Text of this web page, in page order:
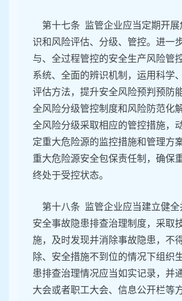
第十七条 监管企业应当定期开展
识和风险评估、分级、管控。进一
与、全过程管控的安全生产风险管
系统、全面的辨识机制，运用科学
评估方法，提升安全风险预判预防
全风险分级管控制度和风险防范化
全风险分级采取相应的管控措施，
定重大危险源的监控措施和管理方
重大危险源安全包保责任制，确保
终处于受控状态。
第十八条 监管企业应当建立健全
安全事故隐患排查治理制度，采取
施，及时发现并消除事故隐患，不
除、安全措施不到位的情况下组织
患排查治理情况应当如实记录，并
大会或者职工大会、信息公开栏等